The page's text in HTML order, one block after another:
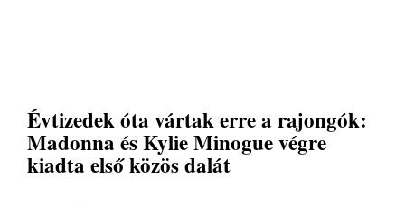
Évtizedek óta vártak erre a rajongók:
Madonna és Kylie Minogue végre
kiadta első közös dalát